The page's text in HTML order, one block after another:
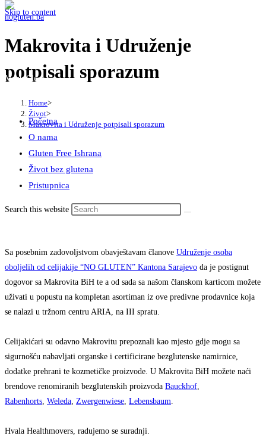
Skip to content
Menu Close
Početna
O nama
Gluten Free Ishrana
Život bez glutena
Pristupnica
Search this website
Makrovita i Udruženje
potpisali sporazum
Home>
Život>
Makrovita i Udruženje potpisali sporazum
Sa posebnim zadovoljstvom obavještavam članove Udruženje osoba
oboljelih od celijakije “NO GLUTEN” Kantona Sarajevo da je postignut
dogovor sa Makrovita BiH te a od sada sa našom članskom karticom možete
uživati u popustu na kompletan asortiman iz ove predivne prodavnice koja
se nalazi u tržnom centru ARIA, na III spratu.
Celijakićari su odavno Makrovitu prepoznali kao mjesto gdje mogu sa
sigurnošću nabavljati organske i certificirane bezglutenske namirnice,
dodatke prehrani te kozmetičke proizvode. U Makrovita BiH možete naći
brendove renomiranih bezglutenskih proizvoda Bauckhof,
Rabenhorts, Weleda, Zwergenwiese, Lebensbaum.
Hvala Healthmovers, radujemo se suradnji.